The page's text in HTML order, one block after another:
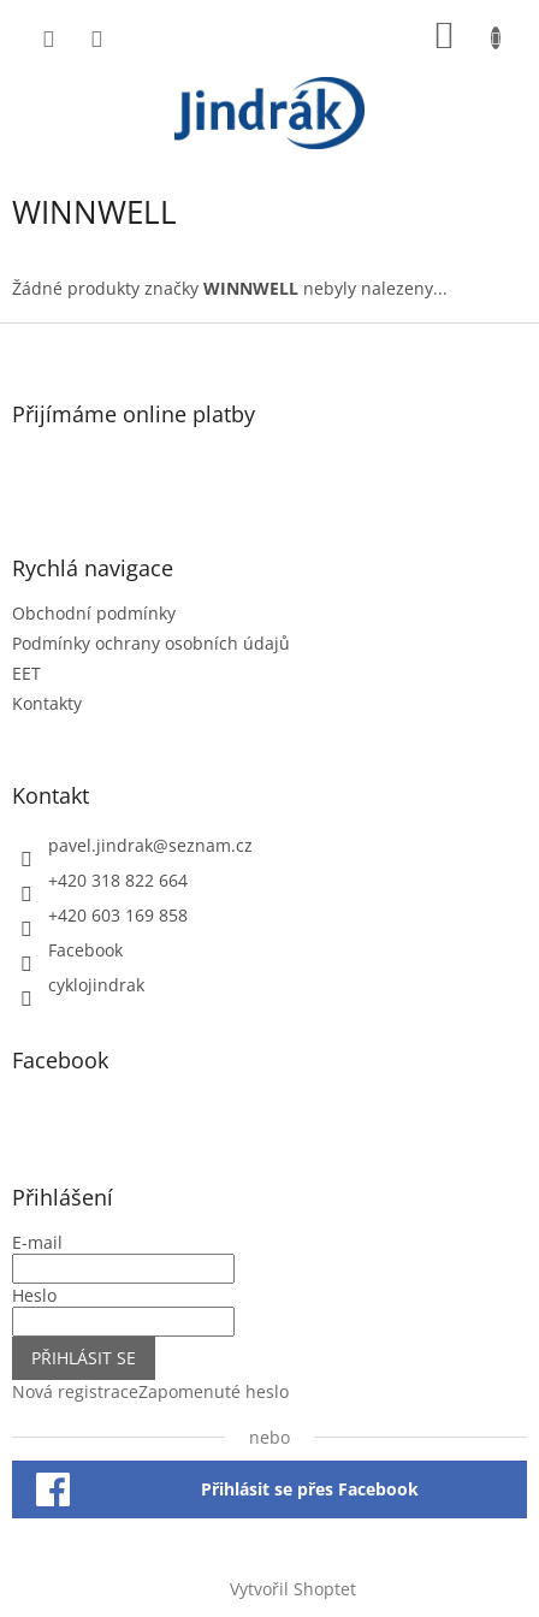
WINNWELL
Žádné produkty značky WINNWELL nebyly nalezeny...
Z
Přijímáme online platby
Rychlá navigace
Obchodní podmínky
Podmínky ochrany osobních údajů
EET
Kontakty
Kontakt
pavel.jindrak@seznam.cz
+420 318 822 664
+420 603 169 858
Facebook
cyklojindrak
Facebook
Přihlášení
E-mail
Heslo
PŘIHLÁSIT SE
Nová registraceZapomenuté heslo
nebo
Přihlásit se přes Facebook
Vytvořil Shoptet